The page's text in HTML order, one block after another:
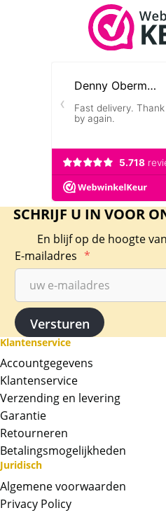
SCHRIJF U IN VOOR
En blijf op de hoogte
E-mailadres *
Klantenservice
Accountgegevens
Klantenservice
Verzending en levering
Garantie
Retourneren
Betalingsmogelijkheden
Juridisch
Algemene voorwaarden
Privacy Policy